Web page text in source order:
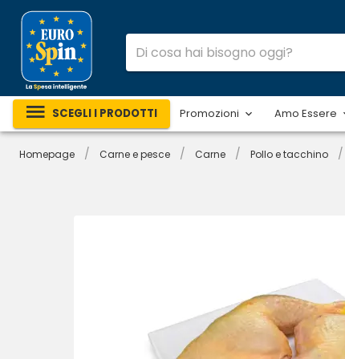
SCEGLI I PRODOTTI Promozioni Amo Essere
Homepage / Carne e pesce / Carne / Pollo e tacchino /